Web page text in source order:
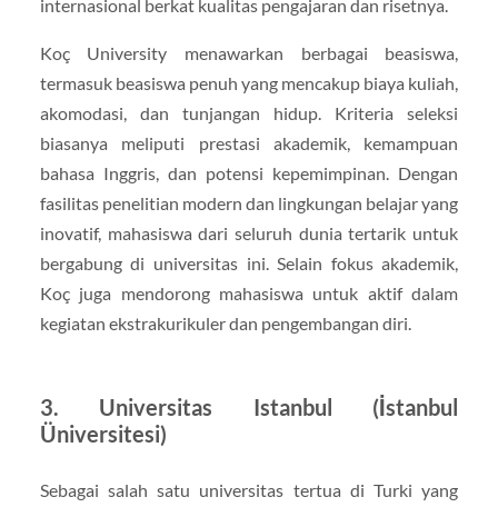
internasional berkat kualitas pengajaran dan risetnya.
Koç University menawarkan berbagai beasiswa,
termasuk beasiswa penuh yang mencakup biaya kuliah,
akomodasi, dan tunjangan hidup. Kriteria seleksi
biasanya meliputi prestasi akademik, kemampuan
bahasa Inggris, dan potensi kepemimpinan. Dengan
fasilitas penelitian modern dan lingkungan belajar yang
inovatif, mahasiswa dari seluruh dunia tertarik untuk
bergabung di universitas ini. Selain fokus akademik,
Koç juga mendorong mahasiswa untuk aktif dalam
kegiatan ekstrakurikuler dan pengembangan diri.
3. Universitas Istanbul (İstanbul
Üniversitesi)
Sebagai salah satu universitas tertua di Turki yang